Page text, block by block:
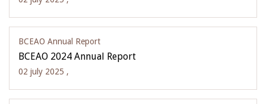
BCEAO Annual Report
BCEAO 2024 Annual Report
02 july 2025 ,